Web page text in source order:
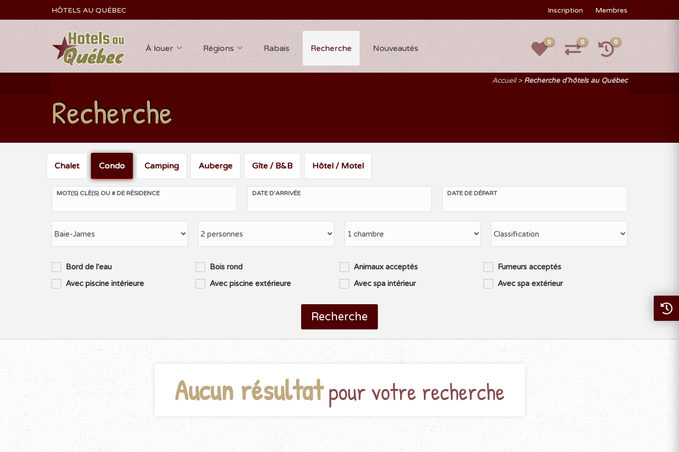
HÔTELS AU QUÉBEC Inscription Membres
À louer Régions Rabais Recherche Nouveautés
0 0 0
Accueil Recherche d'hôtels au Québec
Recherche
Chalet Condo Camping Auberge Gîte / B&B Hôtel / Motel
MOT(S) CLÉ(S) OU # DE RÉSIDENCE DATE D'ARRIVÉE DATE DE DÉPART
Bord de l'eau Bois rond Animaux acceptés
Fumeurs acceptés
Avec piscine intérieure
Avec piscine extérieure Avec spa intérieur Avec spa extérieur
Recherche
Aucun résultatpour votre recherche